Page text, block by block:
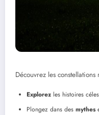
Découvrez les
Explorez les histoires
Plongez dans des mythes